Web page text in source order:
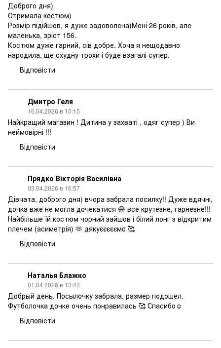
Доброго дня)
Отримала костюм)
Розмір підійшов, я дуже задоволена)Мені 26 років, але
маленька, зріст 156.
Костюм дуже гарний, сів добре. Хоча я нещодавно
народила, ще схудну трохи і буде взагалі супер.
Відповісти
Дмитро Геля
16.04.2026 в 15:15
Найкращий магазин ! Дитина у захваті , одяг супер ) Ви
неймовірні !!!
Відповісти
Прядко Вікторія Василівна
03.04.2026 в 16:57
Дівчата, доброго дня) вчора забрала посилку!! Дуже вдячні,
дочка вже не могла дочекатися 😅 все крутезне, гарнезне!!!
Найбільше їй костюм чорний зайшов і білий лонг з відкритим
плечем (асиметрія) 🫶 дякуєєєєємо 🥰
Відповісти
Наталья Блажко
01.04.2026 в 13:42
Добрый день. Посылочку забрала, размер подошел.
Футболочка дочке очень понравилась 🥰 Спасибо☺️
Відповісти